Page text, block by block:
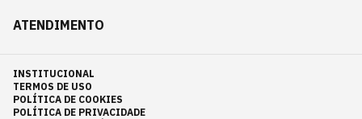
ATENDIMENTO
INSTITUCIONAL
TERMOS DE USO
POLÍTICA DE COOKIES
POLÍTICA DE PRIVACIDADE